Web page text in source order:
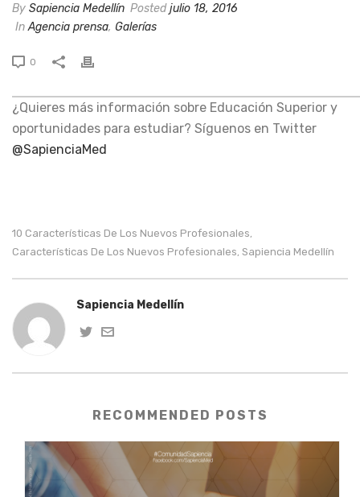
By Sapiencia Medellín Postedjulio 18, 2016
InAgencia prensa, Galerías
0
¿Quieres más información sobre Educación Superior y
oportunidades para estudiar? Síguenos en Twitter
@SapienciaMed
10 Características De Los Nuevos Profesionales,
Características De Los Nuevos Profesionales, Sapiencia Medellín
Sapiencia Medellín
RECOMMENDED POSTS